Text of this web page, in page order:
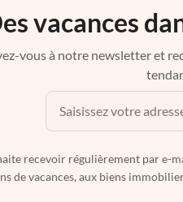
vacances
vous à notre newsletter et
recevoir régulièrement par e-
de vacances, aux biens